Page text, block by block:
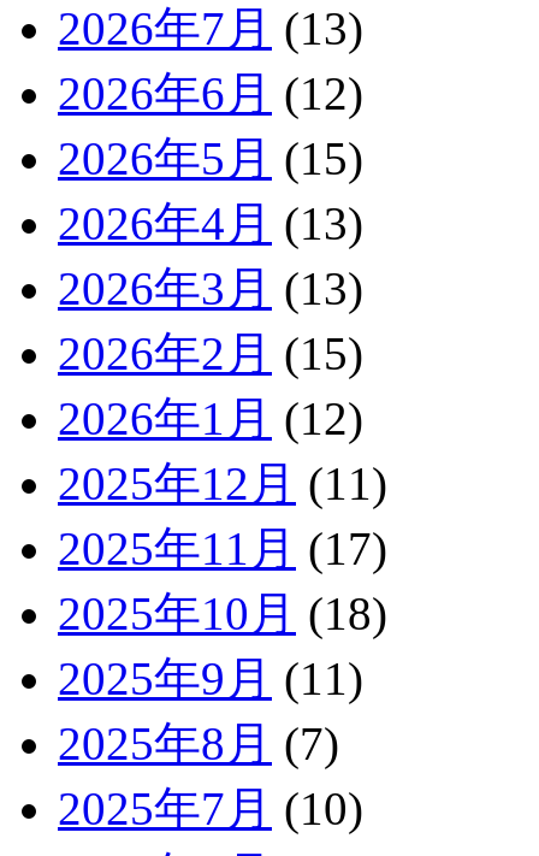
2026年7月 (13)
2026年6月 (12)
2026年5月 (15)
2026年4月 (13)
2026年3月 (13)
2026年2月 (15)
2026年1月 (12)
2025年12月 (11)
2025年11月 (17)
2025年10月 (18)
2025年9月 (11)
2025年8月 (7)
2025年7月 (10)